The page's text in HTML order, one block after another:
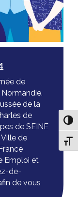
de
Normandie.
de la
de
de SEINE
de
Emploi et
de-
de vous